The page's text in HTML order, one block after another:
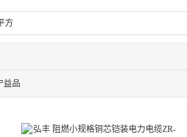
方
益品